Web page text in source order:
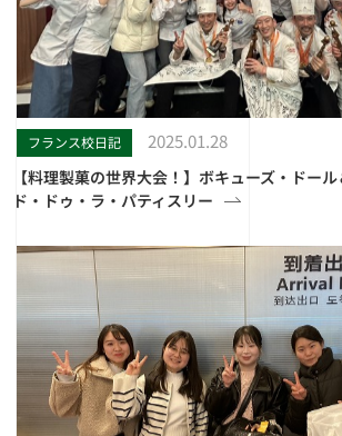
フランス校日記 2025.01.28
【料理製菓の世界大会！】ボキューズ・ドー
ド・ドゥ・ラ・パティスリー